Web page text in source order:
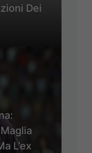
Dei
L’ex